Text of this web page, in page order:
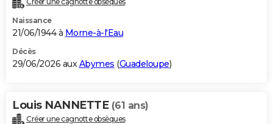
Dictionnaire
Biographies
Citations
Expressions
Proverbes
PROGRAMME TV
S'inscrire
Se connecter
Lycées
Collèges
Primaires
Universités
Entreprises
Service militaire
Avis de recherche
AVIS DE DÉCÈS
Bricolage
Lifestyle
Culture
Sport
Auto
Television
Voyage
Cinema
Naissance
21/06/1944 à Morne-à-l'Eau
Décès
29/06/2026 auxAbymes (Guadeloupe)
Louis NANNETTE (61 ans)
Créer une cagnotte obsèques